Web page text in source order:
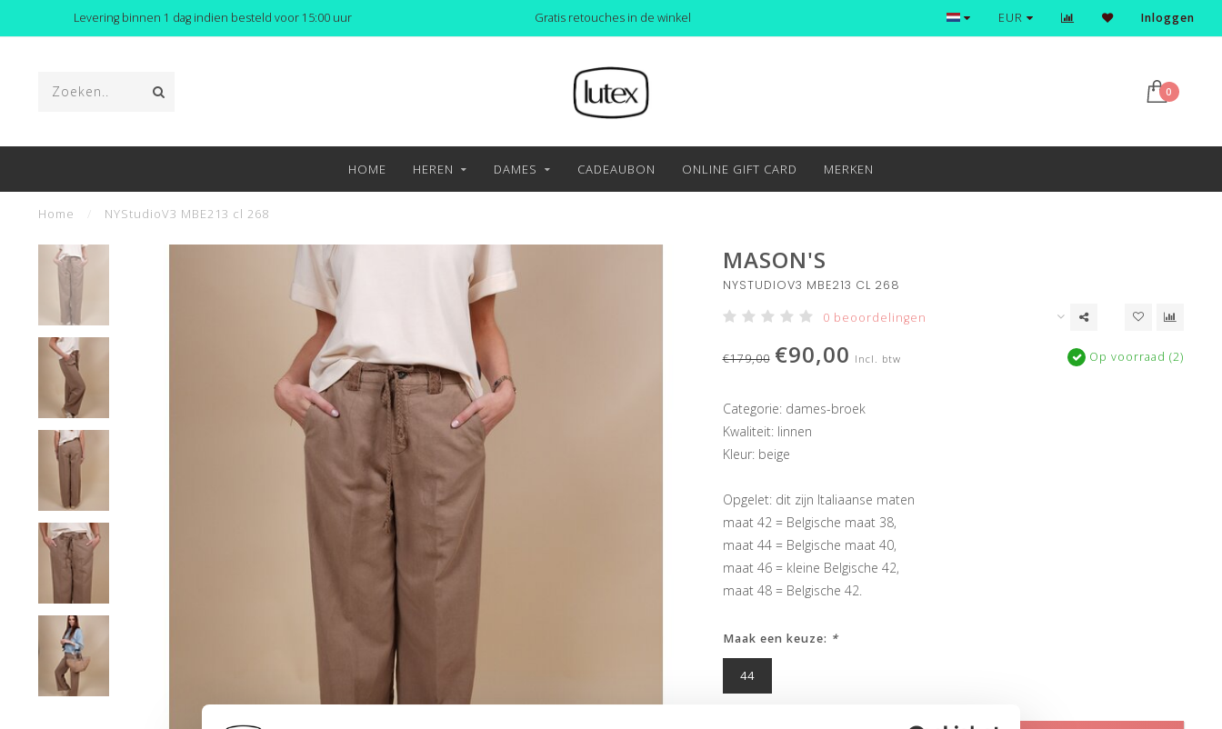
Levering binnen 1 dag indien besteld voor 15:00 uur Gratis retouches in de winkel Ontdek en shop de nieuwste trends
EUR Inloggen
0
HOME HEREN DAMES CADEAUBON ONLINE GIFT CARD MERKEN
Home NYStudioV3 MBE213 cl 268
MASON'S
NYSTUDIOV3 MBE213 CL 268
0 beoordelingen
€179,00 €90,00 Incl. btw Op voorraad (2)
Categorie: dames-broek
Kwaliteit: linnen
Kleur: beige
Opgelet: dit zijn Italiaanse maten
maat 42 = Belgische maat 38,
maat 44 = Belgische maat 40,
maat 46 = kleine Belgische 42,
maat 48 = Belgische 42.
Maak een keuze: *
44